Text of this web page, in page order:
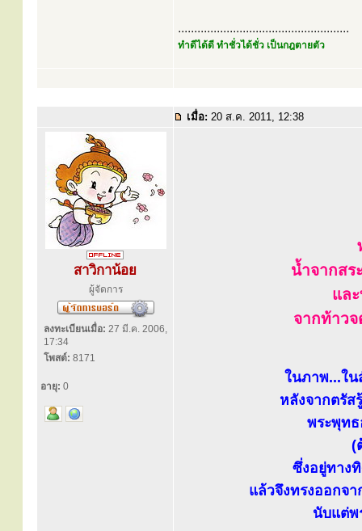
.....................................................
ทำดีได้ดี ทำชั่วได้ชั่ว เป็นกฎตายตัว
เมื่อ: 20 ส.ค. 2011, 12:38
สาวิกาน้อย
ผู้จัดการ
ลงทะเบียนเมื่อ: 27 มี.ค. 2006,
17:34
โพสต์: 8171
อายุ: 0
น้ำจากสร
แล
จากท้าวจ
ในภาพ...ใ
หลังจากตรั
พระพุทธ
(
ซึ่งอยู่ทาง
แล้วจึงทรงออกจ
นับแต่พ